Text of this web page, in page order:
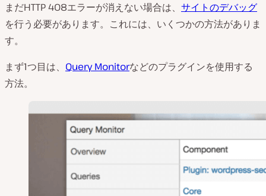
まだHTTP 408エラーが消えない場合は、 サイトのデバッグ
を行う必要があります。これには、いくつかの方法がありま
す。
まず1つ目は、 Query Monitorなどのプラグインを使用する
方法。